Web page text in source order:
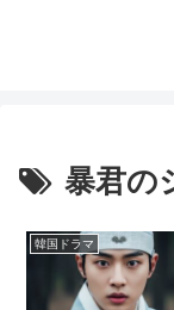
暴君の
韓国ドラマ